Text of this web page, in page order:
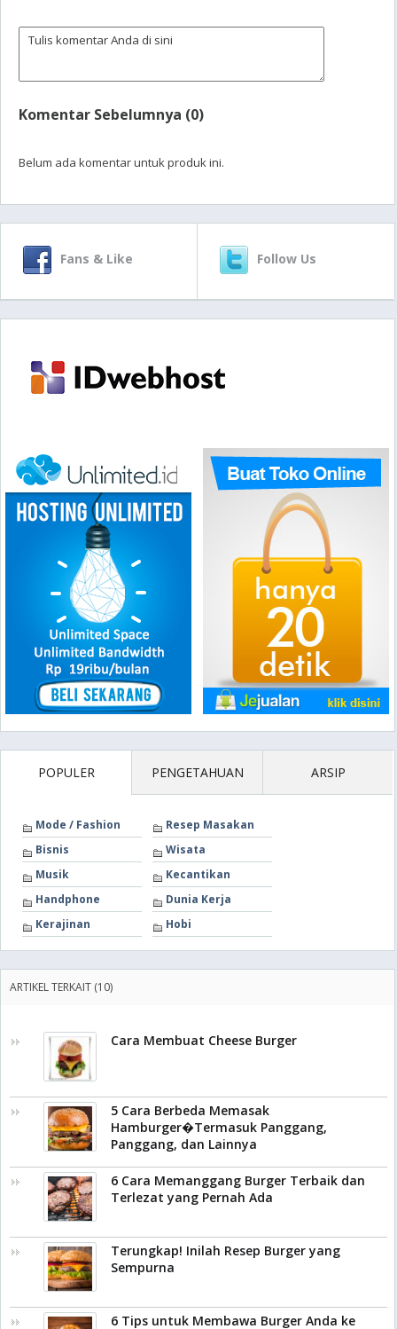
Komentar Sebelumnya (0)
Belum ada komentar untuk produk ini.
Fans & Like Follow Us
POPULER PENGETAHUAN ARSIP
Mode / Fashion
Resep Masakan
Bisnis
Wisata
Musik
Kecantikan
Handphone
Dunia Kerja
Kerajinan
Hobi
ARTIKEL TERKAIT (10)
Cara Membuat Cheese Burger
5 Cara Berbeda Memasak
Hamburger�Termasuk Panggang,
Panggang, dan Lainnya
6 Cara Memanggang Burger Terbaik dan
Terlezat yang Pernah Ada
Terungkap! Inilah Resep Burger yang
Sempurna
6 Tips untuk Membawa Burger Anda ke